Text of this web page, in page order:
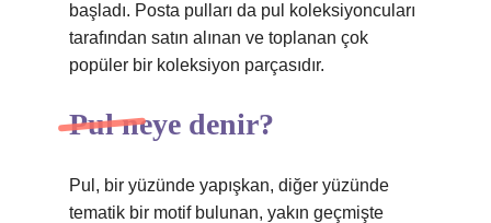
başladı. Posta pulları da pul koleksiyoncuları
tarafından satın alınan ve toplanan çok
popüler bir koleksiyon parçasıdır.
Pul neye denir?
Pul, bir yüzünde yapışkan, diğer yüzünde
tematik bir motif bulunan, yakın geçmişte